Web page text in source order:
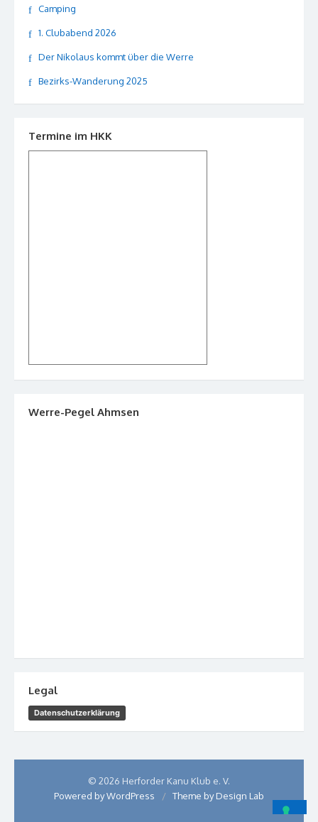
Camping
1. Clubabend 2026
Der Nikolaus kommt über die Werre
Bezirks-Wanderung 2025
Termine im HKK
Werre-Pegel Ahmsen
Legal
Datenschutzerklärung
© 2026 Herforder Kanu Klub e. V.
Powered by WordPress
/ Theme by Design Lab